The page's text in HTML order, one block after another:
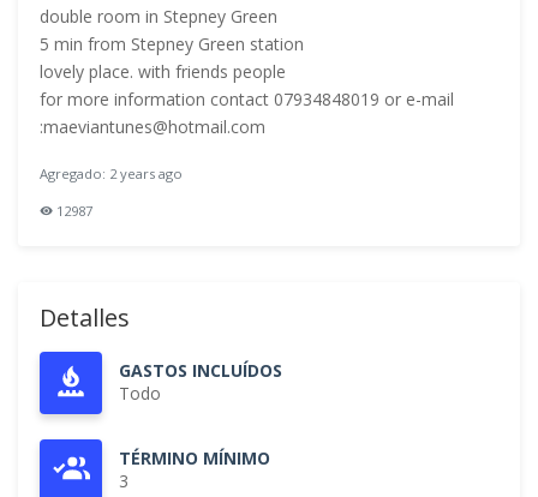
double room in Stepney Green
5 min from Stepney Green station
lovely place. with friends people
for more information contact 07934848019 or e-mail
:maeviantunes@hotmail.com
Agregado: 2 years ago
12987
Detalles
GASTOS INCLUÍDOS
Todo
TÉRMINO MÍNIMO
3